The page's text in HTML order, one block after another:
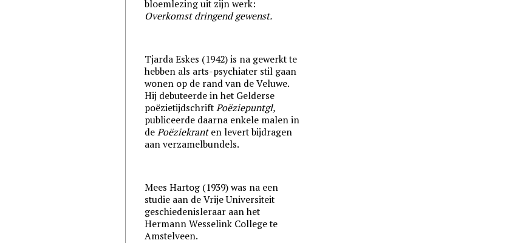
bloemlezing uit zijn werk:
Overkomst dringend gewenst.
Tjarda Eskes (1942) is na gewerkt te
hebben als arts-psychiater stil gaan
wonen op de rand van de Veluwe.
Hij debuteerde in het Gelderse
poëzietijdschriftPoëziepuntgl,
publiceerde daarna enkele malen in
dePoëziekranten levert bijdragen
aan verzamelbundels.
Mees Hartog (1939) was na een
studie aan de Vrije Universiteit
geschiedenisleraar aan het
Hermann Wesselink College te
Amstelveen.